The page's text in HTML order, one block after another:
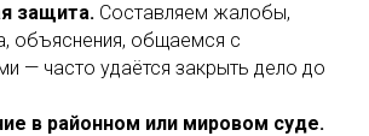
защита. Составляем жалобы,
объяснения, общаемся с
— часто удаётся закрыть дело до
в районном или мировом суде.